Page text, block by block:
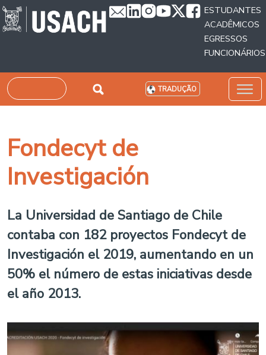
Passar para o conteúdo principal
ESTUDANTES
ACADÊMICOS
EGRESSOS
FUNCIONÁRIOS
Pesquisar TRADUÇÃO
Fondecyt de
Investigación
La Universidad de Santiago de Chile
contaba con 182 proyectos Fondecyt de
Investigación el 2019, aumentando en un
50% el número de estas iniciativas desde
el año 2013.